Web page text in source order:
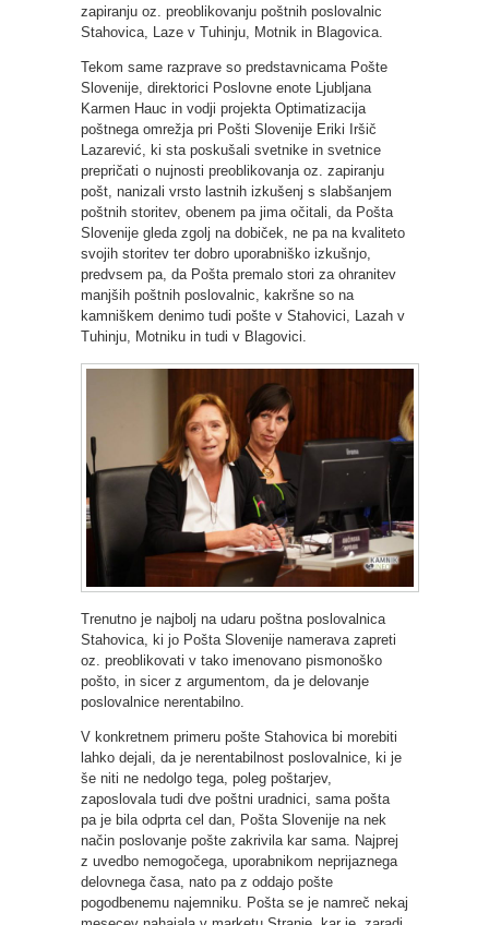
zapiranju oz. preoblikovanju poštnih poslovalnic
Stahovica, Laze v Tuhinju, Motnik in Blagovica.
Tekom same razprave so predstavnicama Pošte
Slovenije, direktorici Poslovne enote Ljubljana
Karmen Hauc in vodji projekta Optimatizacija
poštnega omrežja pri Pošti Slovenije Eriki Iršič
Lazarević, ki sta poskušali svetnike in svetnice
prepričati o nujnosti preoblikovanja oz. zapiranju
pošt, nanizali vrsto lastnih izkušenj s slabšanjem
poštnih storitev, obenem pa jima očitali, da Pošta
Slovenije gleda zgolj na dobiček, ne pa na kvaliteto
svojih storitev ter dobro uporabniško izkušnjo,
predvsem pa, da Pošta premalo stori za ohranitev
manjših poštnih poslovalnic, kakršne so na
kamniškem denimo tudi pošte v Stahovici, Lazah v
Tuhinju, Motniku in tudi v Blagovici.
Trenutno je najbolj na udaru poštna poslovalnica
Stahovica, ki jo Pošta Slovenije namerava zapreti
oz. preoblikovati v tako imenovano pismonoško
pošto, in sicer z argumentom, da je delovanje
poslovalnice nerentabilno.
V konkretnem primeru pošte Stahovica bi morebiti
lahko dejali, da je nerentabilnost poslovalnice, ki je
še niti ne nedolgo tega, poleg poštarjev,
zaposlovala tudi dve poštni uradnici, sama pošta
pa je bila odprta cel dan, Pošta Slovenije na nek
način poslovanje pošte zakrivila kar sama. Najprej
z uvedbo nemogočega, uporabnikom neprijaznega
delovnega časa, nato pa z oddajo pošte
pogodbenemu najemniku. Pošta se je namreč nekaj